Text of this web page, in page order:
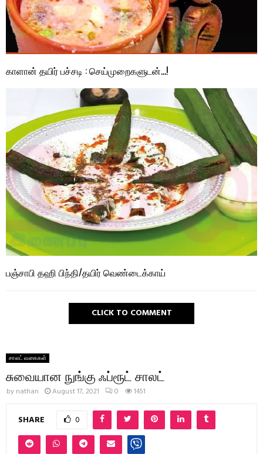
காளான் தயிர் பச்சடி : செய்முறைகளுடன்…!
பஞ்சாபி தஹி பிந்தி/தயிர் வெண்டைக்காய்
CLICK TO COMMENT
சாலட் வகைகள்
சுவையான நுங்கு ஃப்ரூட் சாலட்
by nathan August 17, 2021 0 1451
SHARE 0